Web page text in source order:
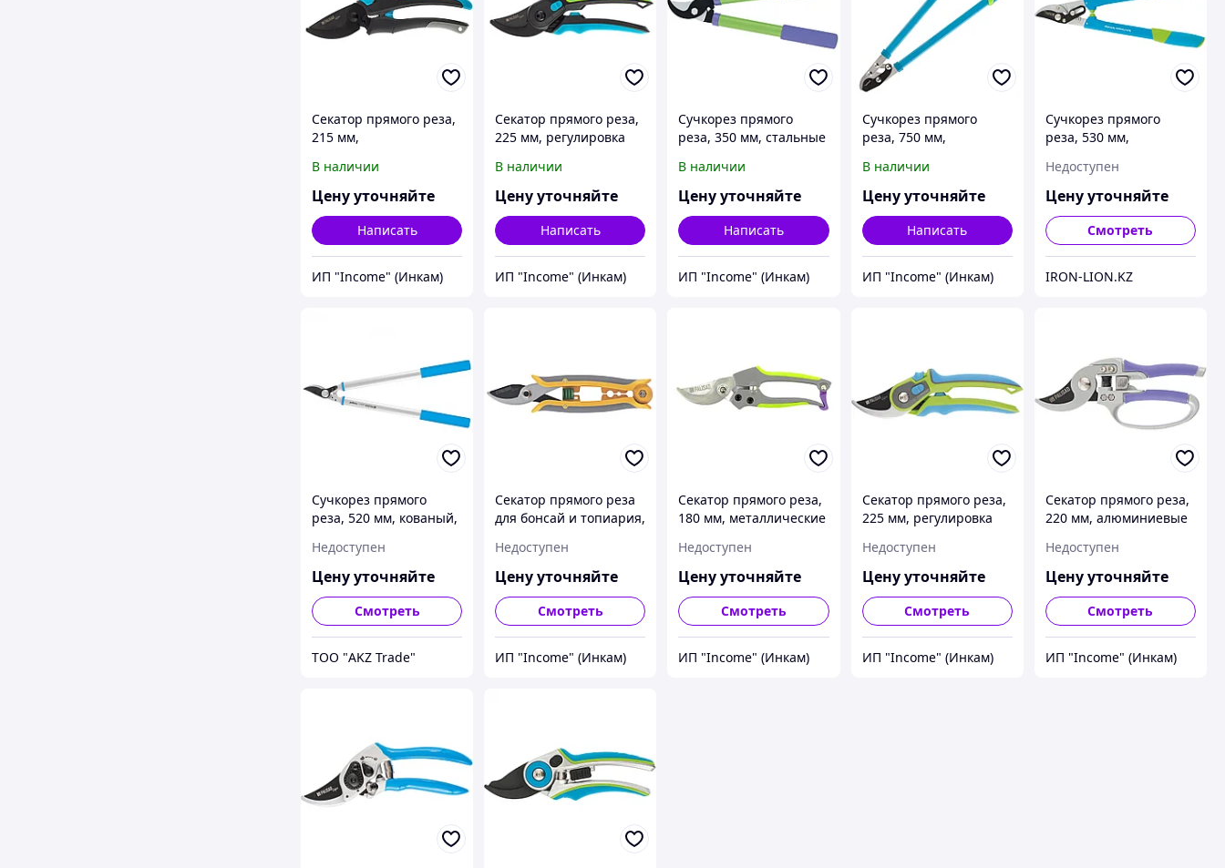
Секатор прямого реза,
215 мм,
рукоятки, Luxe, Palisad
В наличии
Цену уточняйте
Написать
ИП "Income" (Инкам)
Секатор прямого реза,
225 мм, регулировка
трехкомпонентные
рукоятки, Luxe, Palisad
В наличии
Цену уточняйте
Написать
ИП "Income" (Инкам)
Сучкорез прямого
реза, 350 мм, стальные
рукоятки, Palisad
В наличии
Цену уточняйте
Написать
ИП "Income" (Инкам)
Сучкорез прямого
реза, 750 мм,
механизм,
двухкомпонентные
рукоятки, LUXE Palisad
В наличии
Цену уточняйте
Написать
ИП "Income" (Инкам)
Сучкорез прямого
реза, 530 мм,
механизм, нейлоновые
рукоятки, Luxe, Palisad
Недоступен
Цену уточняйте
Смотреть
IRON-LION.KZ
Сучкорез прямого
реза, 520 мм, кованый,
обрезиненные
рукоятки, Forged Luxe,
Palisad
Недоступен
Цену уточняйте
Смотреть
ТОО "AKZ Trade"
Секатор прямого реза
для бонсай и топиария,
Недоступен
Цену уточняйте
Смотреть
ИП "Income" (Инкам)
Секатор прямого реза,
180 мм, металлические
рукоятки, Palisad
Недоступен
Цену уточняйте
Смотреть
ИП "Income" (Инкам)
Секатор прямого реза,
225 мм, регулировка
трехкомпонентные
рукоятки, Luxe, Palisad
Недоступен
Цену уточняйте
Смотреть
ИП "Income" (Инкам)
Секатор прямого реза,
220 мм, алюминиевые
рукоятки, Palisad
Недоступен
Цену уточняйте
Смотреть
ИП "Income" (Инкам)